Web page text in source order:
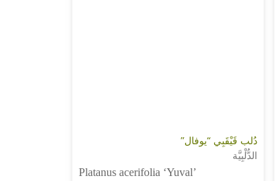
دُلب قَيْقَبِي “يوفال”
الدُّلْبِيَّة
Platanus acerifolia ‘Yuval’